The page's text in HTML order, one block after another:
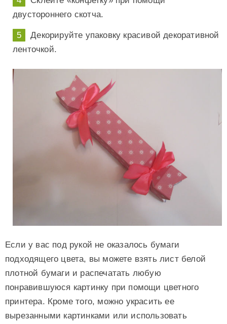
двустороннего скотча.
Декорируйте упаковку красивой декоративной
ленточкой.
Если у вас под рукой не оказалось бумаги
подходящего цвета, вы можете взять лист белой
плотной бумаги и распечатать любую
понравившуюся картинку при помощи цветного
принтера. Кроме того, можно украсить ее
вырезанными картинками или использовать